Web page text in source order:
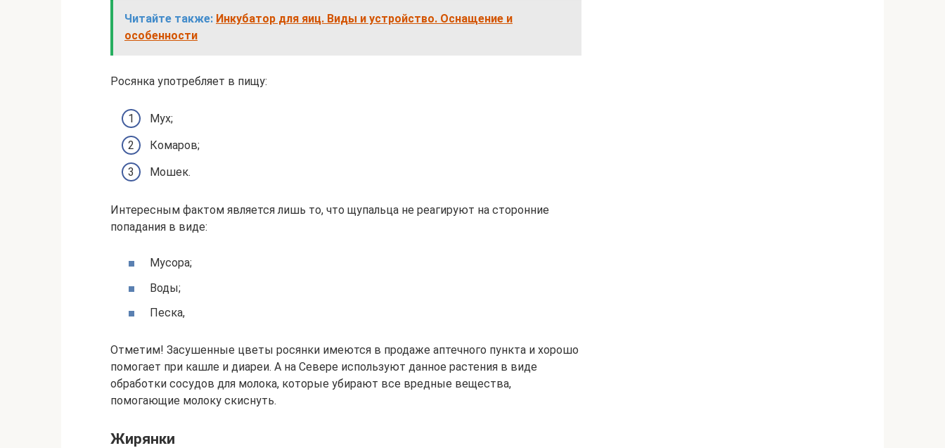
Читайте также: Инкубатор для яиц. Виды и устройство. Оснащение и
особенности
Росянка употребляет в пищу:
Мух;
Комаров;
Мошек.
Интересным фактом является лишь то, что щупальца не реагируют на сторонние
попадания в виде:
Мусора;
Воды;
Песка,
Отметим! Засушенные цветы росянки имеются в продаже аптечного пункта и хорошо
помогает при кашле и диареи. А на Севере используют данное растения в виде
обработки сосудов для молока, которые убирают все вредные вещества,
помогающие молоку скиснуть.
Жирянки